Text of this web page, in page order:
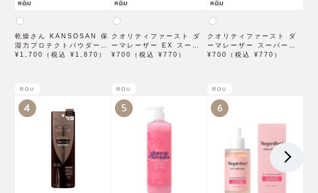
乾燥さん KANSOSAN 保
湿力プロテクトパウダー
10g【BCLカンパニー】
¥1,700（税込 ¥1,870）
クオリティファースト ダ
ーマレーザー EX スーパ
ー VC100 マスク 1枚入
¥700（税込 ¥770）
クオリティファースト ダ
ーマレーザー スーパーレ
チノール100マスク 7枚入
¥700（税込 ¥770）
ROU
4
ROU
5
ROU
6